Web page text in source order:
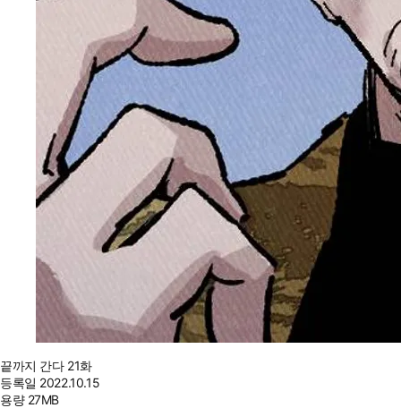
끝까지 간다 21화
등록일 2022.10.15
용량 27MB